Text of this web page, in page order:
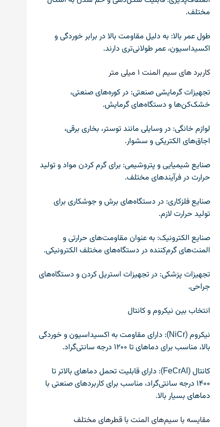
مختلف.
طول عمر بالا: به دلیل مقاومت بالا در برابر خوردگی و
اکسیداسیون، عمر طولانی‌تری دارند.
کاربرد های سیم المنت ۱ میلی متر
تجهیزات گرمایشی صنعتی: در کوره‌های صنعتی،
خشک‌کن‌ها و دستگاه‌های گرمایش.
لوازم خانگی: در وسایلی مانند توستر، بخاری برقی،
اجاق‌های الکتریکی و سشوار.
صنایع شیمیایی و پتروشیمی: برای گرم کردن مواد و تولید
حرارت در فرآیندهای مختلف.
صنایع فلزکاری: در دستگاه‌های برش و جوشکاری برای
تولید حرارت لازم.
صنایع الکترونیک: به عنوان مقاومت‌های حرارتی و
المنت‌های گرم‌کننده در دستگاه‌های مختلف الکترونیکی.
تجهیزات پزشکی: در تجهیزات استریل کردن و دستگاه‌های
جراحی.
انتخاب بین نیکروم و کانتال
نیکروم (NiCr): دارای مقاومت به اکسیداسیون و خوردگی
بالا، مناسب برای دماهای تا ۱۲۰۰ درجه سانتی‌گراد.
کانتال (FeCrAl): دارای قابلیت تحمل دماهای بالاتر تا
۱۴۰۰ درجه سانتی‌گراد، مناسب برای کاربردهای صنعتی با
دماهای بسیار بالا.
مقایسه با سیم‌های المنت با قطرهای مختلف